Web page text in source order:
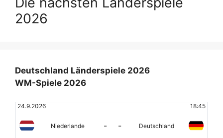
2026
Deutschland Länderspiele 2026
WM-Spiele 2026
24.9.2026 18:45
Niederlande - - Deutschland